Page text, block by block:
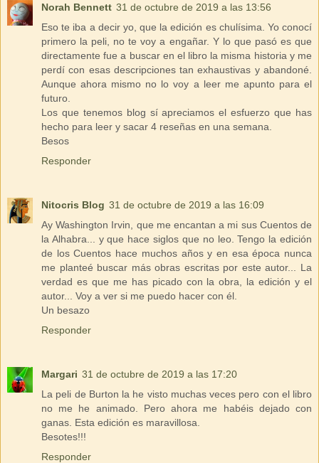
Norah Bennett 31 de octubre de 2019 a las 13:56
Eso te iba a decir yo, que la edición es chulísima. Yo conocí
primero la peli, no te voy a engañar. Y lo que pasó es que
directamente fue a buscar en el libro la misma historia y me
perdí con esas descripciones tan exhaustivas y abandoné.
Aunque ahora mismo no lo voy a leer me apunto para el
futuro.
Los que tenemos blog sí apreciamos el esfuerzo que has
hecho para leer y sacar 4 reseñas en una semana.
Besos
Responder
Nitocris Blog 31 de octubre de 2019 a las 16:09
Ay Washington Irvin, que me encantan a mi sus Cuentos de
la Alhabra... y que hace siglos que no leo. Tengo la edición
de los Cuentos hace muchos años y en esa época nunca
me planteé buscar más obras escritas por este autor... La
verdad es que me has picado con la obra, la edición y el
autor... Voy a ver si me puedo hacer con él.
Un besazo
Responder
Margari 31 de octubre de 2019 a las 17:20
La peli de Burton la he visto muchas veces pero con el libro
no me he animado. Pero ahora me habéis dejado con
ganas. Esta edición es maravillosa.
Besotes!!!
Responder